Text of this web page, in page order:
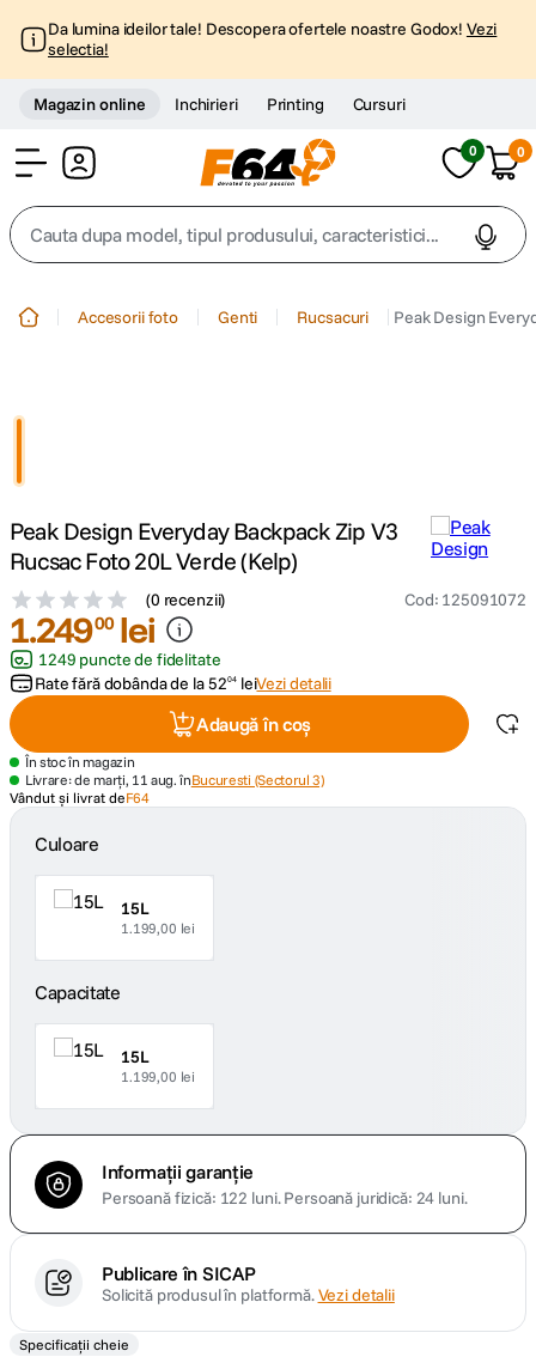
Da lumina ideilor tale! Descopera ofertele noastre Godox! Vezi
selectia!
Magazin online Inchirieri Printing Cursuri
0 0
Cauta dupa model, tipul produsului, caracteristici...
4 . peak design
canon sx740 hs
. lavaliera
card memorie
8. ulanzi
10. godox
Accesorii foto Genti Rucsacuri Peak Design
Peak Design Everyday Backpack Zip V3
Rucsac Foto 20L Verde (Kelp)
(0 recenzii) Cod: 125091072
1.24900 lei
1249 puncte de fidelitate
Rate fără dobânda de la5204 leiVezi detalii
Adaugă în coș
În stoc în magazin
Livrare: de marți, 11 aug. înBucuresti (Sectorul 3)
Vândut și livrat deF64
Culoare
15L
1.199,00 lei
Capacitate
15L
1.199,00 lei
Informații garanție
Persoană fizică: 122 luni. Persoană juridică: 24 luni.
Publicare în SICAP
Solicită produsul în platformă.Vezi detalii
Specificații cheie